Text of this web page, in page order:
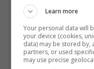
Ressa al centro
Non è un
Learn more
Your personal data will
your device (cookies,
data) may be stored by,
partners, or used
may use precise